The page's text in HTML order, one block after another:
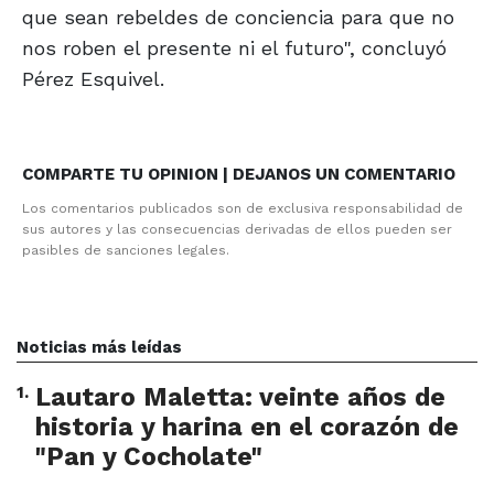
que sean rebeldes de conciencia para que no
nos roben el presente ni el futuro", concluyó
Pérez Esquivel.
COMPARTE TU OPINION | DEJANOS UN COMENTARIO
Los comentarios publicados son de exclusiva responsabilidad de
sus autores y las consecuencias derivadas de ellos pueden ser
pasibles de sanciones legales.
Noticias más leídas
1. Lautaro Maletta: veinte años de
historia y harina en el corazón de
"Pan y Cocholate"